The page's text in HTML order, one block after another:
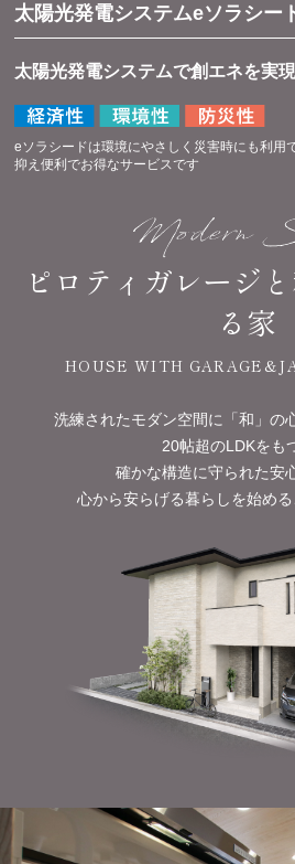
太陽光発電システムeソラシー
太陽光発電システムで創エネを実現
eソラシードは環境にやさしく災害時にも利用
抑え便利でお得なサービスです
ピロティガレージ
る家
HOUSE WITH
洗練されたモダン空間に「和」の
20帖超のLDKをも
確かな構造に守られた安
心から安らげる暮らしを始める